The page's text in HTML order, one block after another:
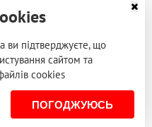
ви підтверджуєте, що
сайтом та
cookies
ПОГОДЖУЮСЬ